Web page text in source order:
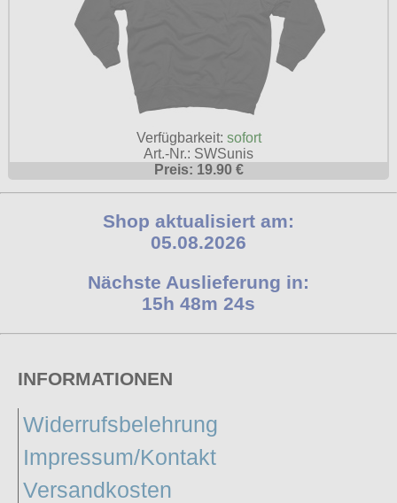
Verfügbarkeit: sofort
Art.-Nr.: SWSunis
Preis: 19.90 €
Shop aktualisiert am:
05.08.2026
Nächste Auslieferung in:
15h 48m 23s
INFORMATIONEN
Widerrufsbelehrung
Impressum/Kontakt
Versandkosten